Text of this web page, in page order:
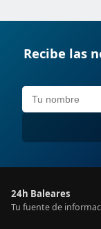
Recibe las
24h Baleares
Tu fuente de